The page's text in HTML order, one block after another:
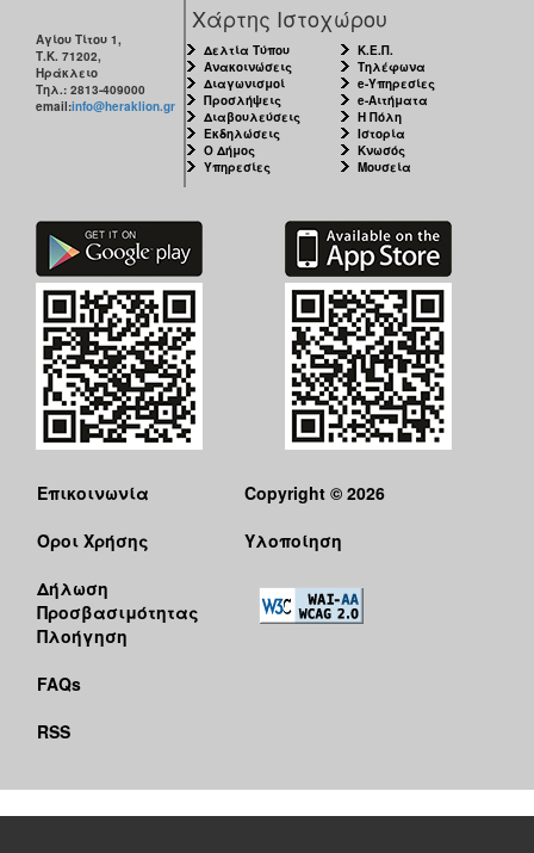
Αγίου Τίτου 1,
Τ.Κ. 71202,
Ηράκλειο
Τηλ.: 2813-409000
email:info@heraklion.gr
Χάρτης Ιστοχώρου
Δελτία Τύπου
Ανακοινώσεις
Διαγωνισμοί
Προσλήψεις
Διαβουλεύσεις
Εκδηλώσεις
Ο Δήμος
Υπηρεσίες
Κ.Ε.Π.
Τηλέφωνα
e-Υπηρεσίες
e-Αιτήματα
Η Πόλη
Ιστορία
Κνωσός
Μουσεία
Επικοινωνία
Όροι Χρήσης
Δήλωση
Προσβασιμότητας
Πλοήγηση
FAQs
RSS
Copyright © 2026
Υλοποίηση